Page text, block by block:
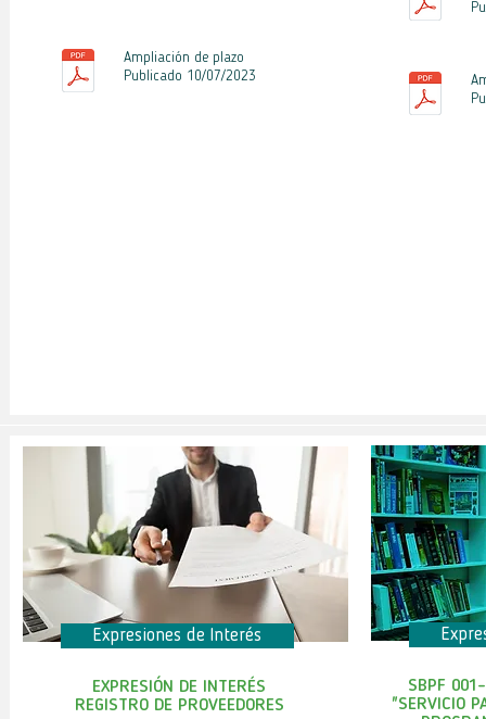
Ampliación de plazo
Publicado 10/07/2023
Expresiones de Interés
EXPRESIÓN DE INTERÉS
REGISTRO DE PROVEEDORES
SBPF
"SERVICIO